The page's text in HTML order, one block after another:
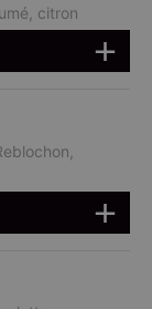
citron